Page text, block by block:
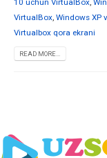
10 uchun VirtualBox,
VirtualBox, Windows XP
Virtualbox qora ekrani
READ MORE...